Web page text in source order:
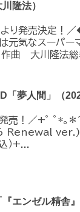
隆法）
より発売決定
元気なスーパー
・作曲 大川隆法
「夢人間」（
売！／+ﾟ ﾟ*｡＊
Renewal
）+...
『エンゼル精